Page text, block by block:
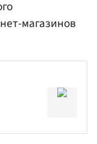
магазинов